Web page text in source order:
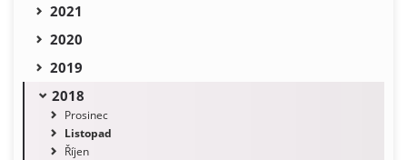
2021
2020
2019
2018
Prosinec
Listopad
Říjen